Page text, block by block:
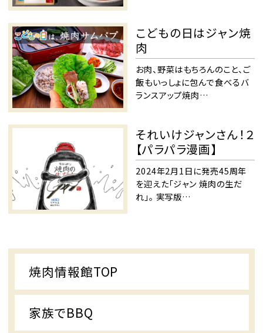
こどもの日はジャン焼
肉
お肉、野菜はもちろんのこと、ご
飯もいっしょに包んで食べるバ
ランスアップ焼肉…
それいけジャンさん！２
【パラパラ漫画】
2024年2月1日に発売45周年
を迎えた「ジャン 焼肉の生だ
れ」。 実写版…
焼肉情報館TOP
家族でBBQ